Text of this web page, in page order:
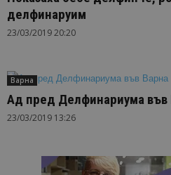
делфинаруим
23/03/2019 20:20
Варна
Ад пред Делфинариума във
23/03/2019 13:26